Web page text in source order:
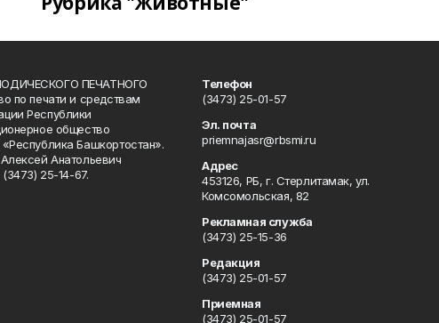
ПЕЧАТНОГО
по печати и средствам
Республики
общество
Башкортостан».
Анатольевич
25-14-67.
Телефон
(3473) 25-01-57
Эл. почта
priemnajasr@rbsmi.ru
Адрес
453126, РБ, г. Стерлитамак, ул.
Комсомольская, 82
Рекламная служба
(3473) 25-15-36
Редакция
(3473) 25-01-57
Приемная
(3473) 25-01-57